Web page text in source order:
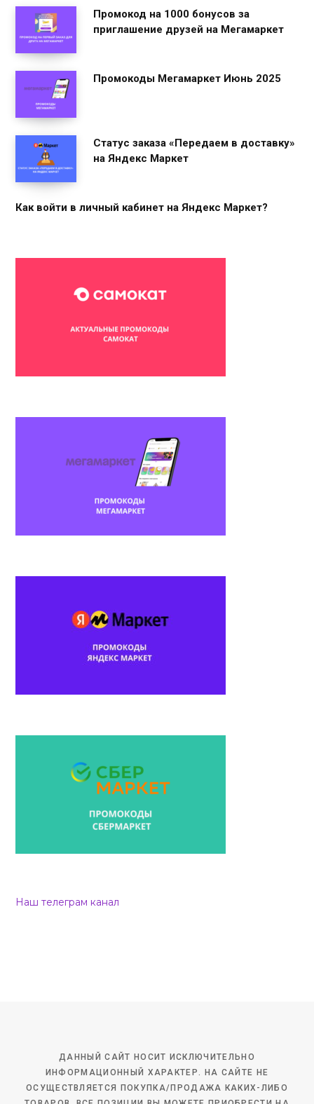
Промокод на 1000 бонусов за
приглашение друзей на Мегамаркет
Промокоды Мегамаркет Июнь 2025
Статус заказа «Передаем в доставку»
на Яндекс Маркет
Как войти в личный кабинет на Яндекс Маркет?
Наш телеграм канал
ДАННЫЙ САЙТ НОСИТ ИСКЛЮЧИТЕЛЬНО
ИНФОРМАЦИОННЫЙ ХАРАКТЕР. НА САЙТЕ НЕ
ОСУЩЕСТВЛЯЕТСЯ ПОКУПКА/ПРОДАЖА КАКИХ-ЛИБО